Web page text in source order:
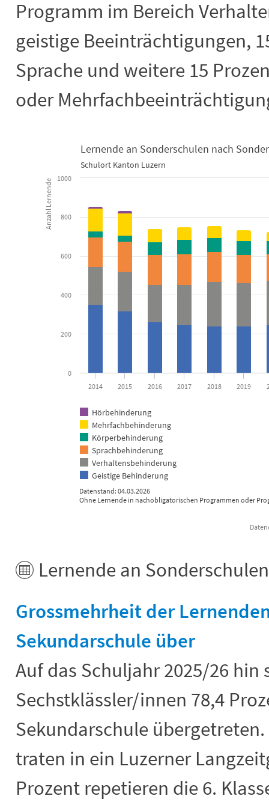
Programm im Bereich
geistige Beeinträchtigungen,
Sprache und weitere 15
oder
Lernende an Sonderschulen nach
Bar chart with 6 data series.
Schulort Kanton Luzern
View as data table, Lernende an Sonderschulen nach
The chart has 1 X axis displaying categories.
The chart has 1 Y axis displaying Anzahl Lernende. Data
Datenstand: 04.03.2026
Ohne Lernende in nachobligatorischen Programmen oder
Anzahl Lernende
Lernende an Sonderschulen nach
Schulort Kanton Luzern
Hörbehinderung
Mehrfachbehinderung
Körperbehinderung
Sprachbehinderung
Verhaltensbehinderung
Geistige Behinderung
2014 2015 2016 2017 2018 2019
0
200
400
600
800
1000
Lernende an
Grossmehrheit der
Sekundarschule über
Auf das Schuljahr 2025/26
Sechstklässler/innen 78,4
Sekundarschule
traten in ein Luzerner
Prozent repetieren die 6.